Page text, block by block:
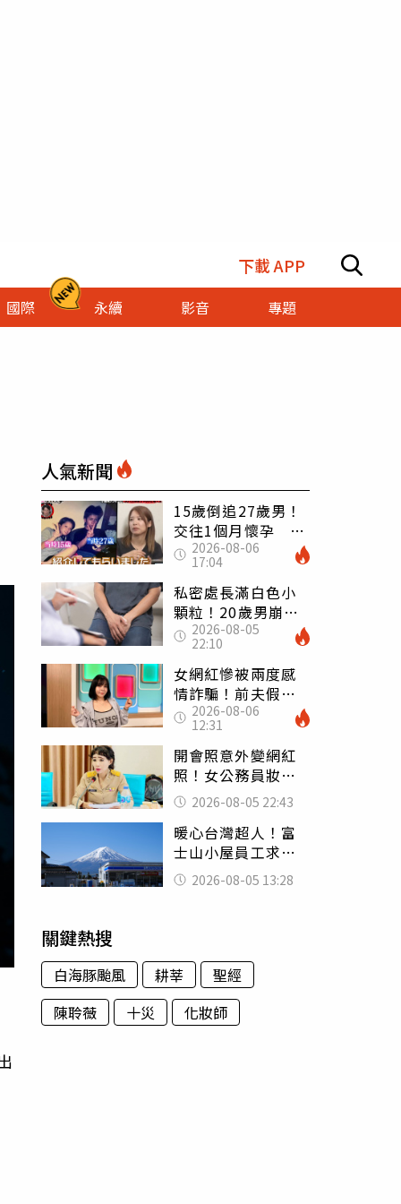
下載 APP
國際 永續 影音 專題
人氣新聞
15歲倒追27歲男！
交往1個月懷孕 36
歲當阿嬤故事曝光
2026-08-06
17:04
私密處長滿白色小
顆粒！20歲男崩潰
求診 醫曝5大真相
別再誤會
2026-08-05
22:10
女網紅慘被兩度感
情詐騙！前夫假割
頸詐光200萬再遇假
富商「養套殺2000
萬」
2026-08-06
12:31
開會照意外變網紅
照！女公務員妝容
掀2千則留言 本人
怒嗆：化妝有錯嗎
2026-08-05 22:43
暖心台灣超人！富
士山小屋員工求助
「想活下去」 山
友狂背物資上山：
2026-08-05 13:28
關鍵熱搜
白海豚颱風 耕莘
聖經
陳聆薇
十災 化妝師